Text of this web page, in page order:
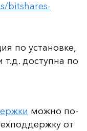
bitshares-
по ус­та­нов­ке,
т.д. дос­туп­на по
мож­но по­
от